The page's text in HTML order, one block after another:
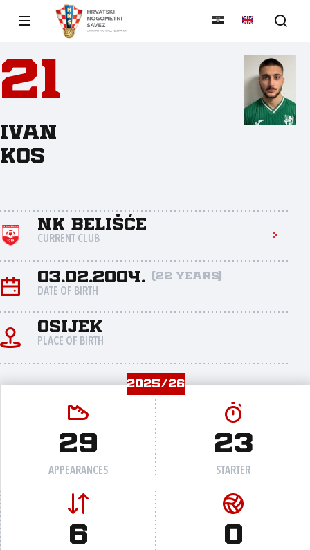
21
Ivan
Kos
NK Belišće
CURRENT CLUB
03.02.2004. (22 years)
DATE OF BIRTH
Osijek
PLACE OF BIRTH
2025/26
29
APPEARANCES
23
STARTER
6 0